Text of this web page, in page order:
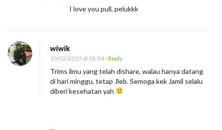
I love you pull, pelukkk
wiwik
10/02/2015 at 08:34- Reply
Trims ilmu yang telah dishare, walau hanya datang
di hari minggu, tetap Jleb. Semoga kek Jamil selalu
diberi kesehatan yah